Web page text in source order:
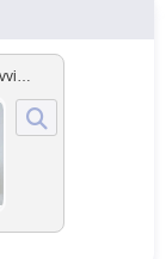
Bicchiere da avvitare